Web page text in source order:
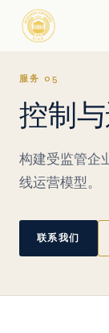
服务 05
控制
构建受监管企
线运营模型。
联系我们